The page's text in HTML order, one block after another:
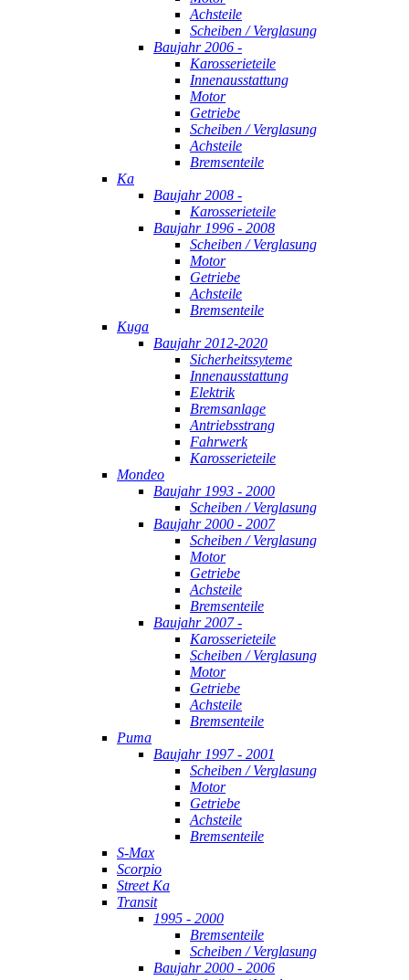
Achsteile
Scheiben / Verglasung
Baujahr 2006 -
Karosserieteile
Innenausstattung
Motor
Getriebe
Scheiben / Verglasung
Achsteile
Bremsenteile
Ka
Baujahr 2008 -
Karosserieteile
Baujahr 1996 - 2008
Scheiben / Verglasung
Motor
Getriebe
Achsteile
Bremsenteile
Kuga
Baujahr 2012-2020
Sicherheitssyteme
Innenausstattung
Elektrik
Bremsanlage
Antriebsstrang
Fahrwerk
Karosserieteile
Mondeo
Baujahr 1993 - 2000
Scheiben / Verglasung
Baujahr 2000 - 2007
Scheiben / Verglasung
Motor
Getriebe
Achsteile
Bremsenteile
Baujahr 2007 -
Karosserieteile
Scheiben / Verglasung
Motor
Getriebe
Achsteile
Bremsenteile
Puma
Baujahr 1997 - 2001
Scheiben / Verglasung
Motor
Getriebe
Achsteile
Bremsenteile
S-Max
Scorpio
Street Ka
Transit
1995 - 2000
Bremsenteile
Scheiben / Verglasung
Baujahr 2000 - 2006